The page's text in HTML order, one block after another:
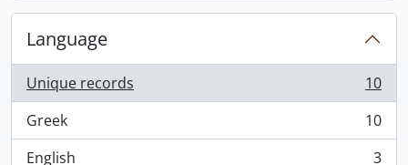
Language
Unique records
, 10 results
10
Greek
, 10 results
10
English
3